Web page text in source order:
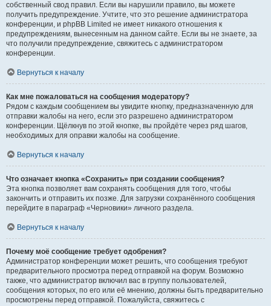
собственный свод правил. Если вы нарушили правило, вы можете
получить предупреждение. Учтите, что это решение администратора
конференции, и phpBB Limited не имеет никакого отношения к
предупреждениям, вынесенным на данном сайте. Если вы не знаете, за
что получили предупреждение, свяжитесь с администратором
конференции.
Вернуться к началу
Как мне пожаловаться на сообщения модератору?
Рядом с каждым сообщением вы увидите кнопку, предназначенную для
отправки жалобы на него, если это разрешено администратором
конференции. Щёлкнув по этой кнопке, вы пройдёте через ряд шагов,
необходимых для оправки жалобы на сообщение.
Вернуться к началу
Что означает кнопка «Сохранить» при создании сообщения?
Эта кнопка позволяет вам сохранять сообщения для того, чтобы
закончить и отправить их позже. Для загрузки сохранённого сообщения
перейдите в параграф «Черновики» личного раздела.
Вернуться к началу
Почему моё сообщение требует одобрения?
Администратор конференции может решить, что сообщения требуют
предварительного просмотра перед отправкой на форум. Возможно
также, что администратор включил вас в группу пользователей,
сообщения которых, по его или её мнению, должны быть предварительно
просмотрены перед отправкой. Пожалуйста, свяжитесь с